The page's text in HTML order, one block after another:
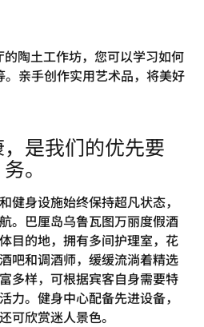
陶土工作坊，您可以学习如何
亲手创作实用艺术品，将美好
是我们的优先要
务。
健身设施始终保持超凡状态，
。巴厘岛乌鲁瓦图万丽度假酒
目的地，拥有多间护理室，花
吧和调酒师，缓缓流淌着精选
多样，可根据宾客自身需要特
力。健身中心配备先进设备，
可欣赏迷人景色。